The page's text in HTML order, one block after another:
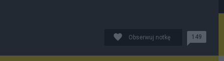
Obserwuj notkę 149